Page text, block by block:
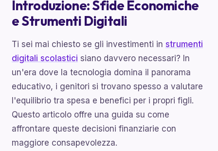
Introduzione: Sfide Economiche
e Strumenti Digitali
Ti sei mai chiesto se gli investimenti in strumenti
digitali scolastici siano davvero necessari? In
un'era dove la tecnologia domina il panorama
educativo, i genitori si trovano spesso a valutare
l'equilibrio tra spesa e benefici per i propri figli.
Questo articolo offre una guida su come
affrontare queste decisioni finanziarie con
maggiore consapevolezza.